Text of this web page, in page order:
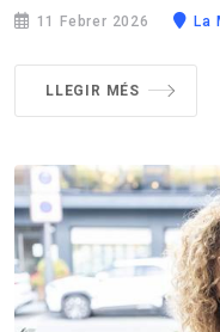
11 Febrer 2026 La
LLEGIR MÉS